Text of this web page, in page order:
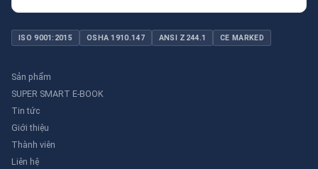
ISO 9001:2015 OSHA 1910.147 ANSI Z244.1 CE MARKED
Sản phẩm
SUPER SMART E-BOOK
Tin tức
Giới thiệu
Thành viên
Liên hệ